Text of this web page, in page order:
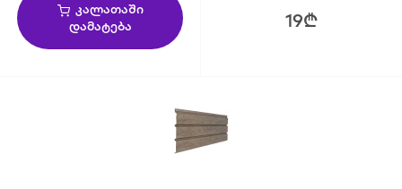
კალათაში
დამატება
19₾